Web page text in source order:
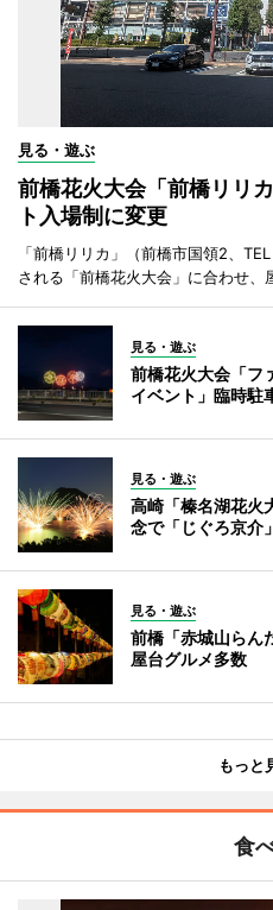
見る・遊ぶ
前橋花火大会「前橋リリ
ト入場制に変更
「前橋リリカ」（前橋市国領2、
される「前橋花火大会」に合わせ、
見る・遊ぶ
前橋花火大会「フ
イベント」臨時駐
見る・遊ぶ
高崎「榛名湖花火
念で「じぐろ京介」
見る・遊ぶ
前橋「赤城山らん
屋台グルメ多数
もっと
食